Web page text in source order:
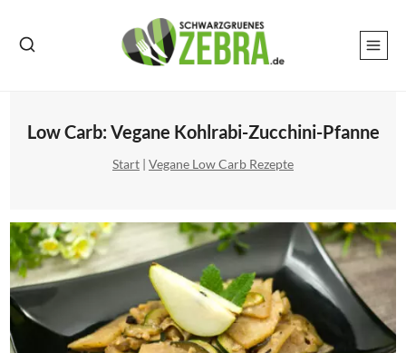
Inhalt
Low Carb: Vegane Kohlrabi-Zucchini-Pfanne
Start | Vegane Low Carb Rezepte